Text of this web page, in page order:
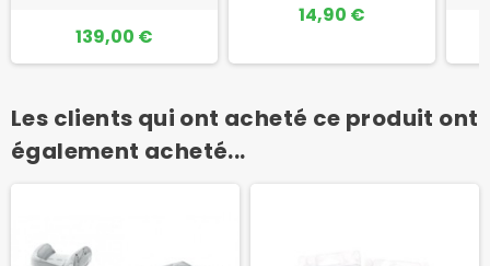
139,00 €
14,90 €
Les clients qui ont acheté ce produit ont
également acheté...